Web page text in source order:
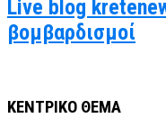
Live blog
βομβαρδισμοί
ΚΕΝΤΡΙΚΟ ΘΕΜΑ